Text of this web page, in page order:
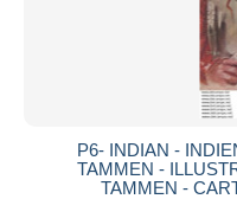
P6- INDIAN -
TAMMEN -
TAMMEN -